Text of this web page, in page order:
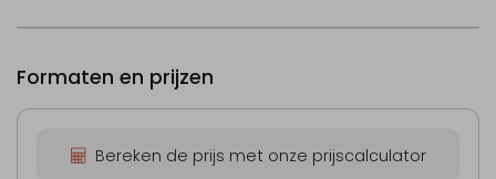
Formaten en prijzen
Bereken de prijs met onze prijscalculator